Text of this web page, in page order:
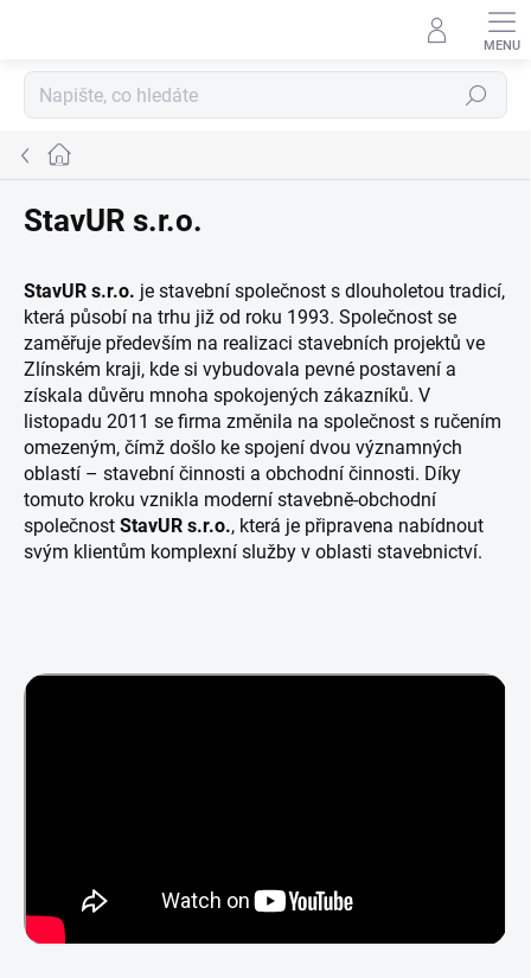
Hledat
Domů
StavUR s.r.o.
StavUR s.r.o. je stavební společnost s dlouholetou tradicí,
která působí na trhu již od roku 1993. Společnost se
zaměřuje především na realizaci stavebních projektů ve
Zlínském kraji, kde si vybudovala pevné postavení a
získala důvěru mnoha spokojených zákazníků. V
listopadu 2011 se firma změnila na společnost s ručením
omezeným, čímž došlo ke spojení dvou významných
oblastí – stavební činnosti a obchodní činnosti. Díky
tomuto kroku vznikla moderní stavebně-obchodní
společnost StavUR s.r.o., která je připravena nabídnout
svým klientům komplexní služby v oblasti stavebnictví.